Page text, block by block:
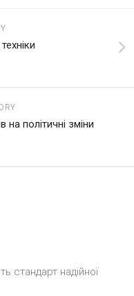
на політичні зміни
стандарт надійної